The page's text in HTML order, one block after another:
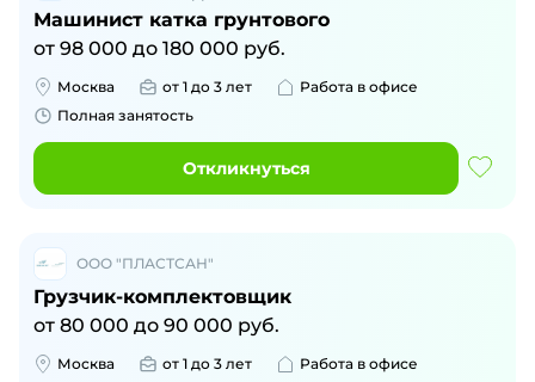
Машинист катка грунтового
от 98 000 до 180 000 руб.
Москва от 1 до 3 лет
Работа в офисе
Полная занятость
Откликнуться
ООО "ПЛАСТСАН"
Грузчик-комплектовщик
от 80 000 до 90 000 руб.
Москва от 1 до 3 лет
Работа в офисе